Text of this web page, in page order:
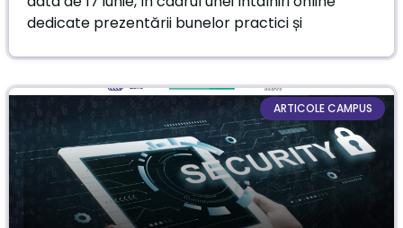
dedicate prezentării bunelor practici și
ARTICOLE CAMPUS